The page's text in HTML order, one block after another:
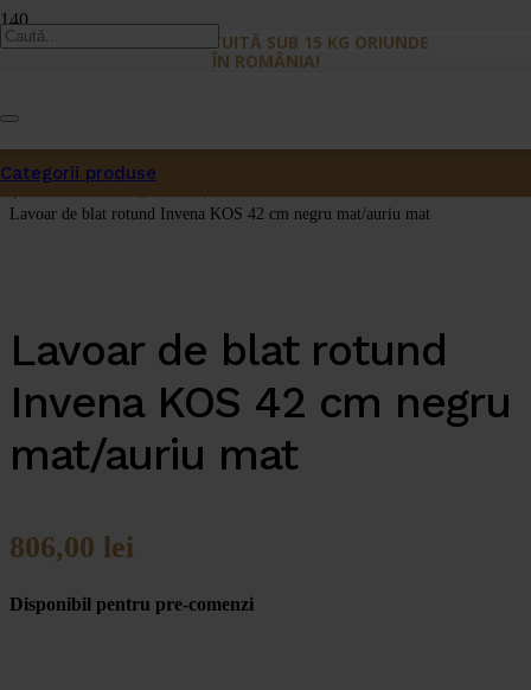
LIVRARE GRATUITĂ SUB 15 KG ORIUNDE
ÎN ROMÂNIA!
Produsa fost adăugat în coș.
Categorii produse
/
Lavoare
/
Lavoar de blat rotund Invena KOS 42 cm negru mat/auriu mat
Lavoar de blat rotund
Invena KOS 42 cm negru
mat/auriu mat
806,00 lei
Disponibil pentru pre-comenzi